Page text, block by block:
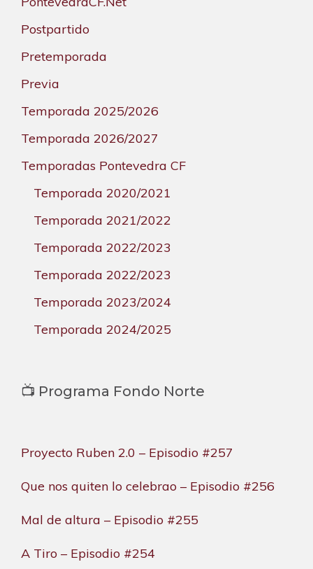
Postpartido
Pretemporada
Previa
Temporada 2025/2026
Temporada 2026/2027
Temporadas Pontevedra CF
Temporada 2020/2021
Temporada 2021/2022
Temporada 2022/2023
Temporada 2022/2023
Temporada 2023/2024
Temporada 2024/2025
📺 Programa Fondo Norte
Proyecto Ruben 2.0 – Episodio #257
Que nos quiten lo celebrao – Episodio #256
Mal de altura – Episodio #255
A Tiro – Episodio #254